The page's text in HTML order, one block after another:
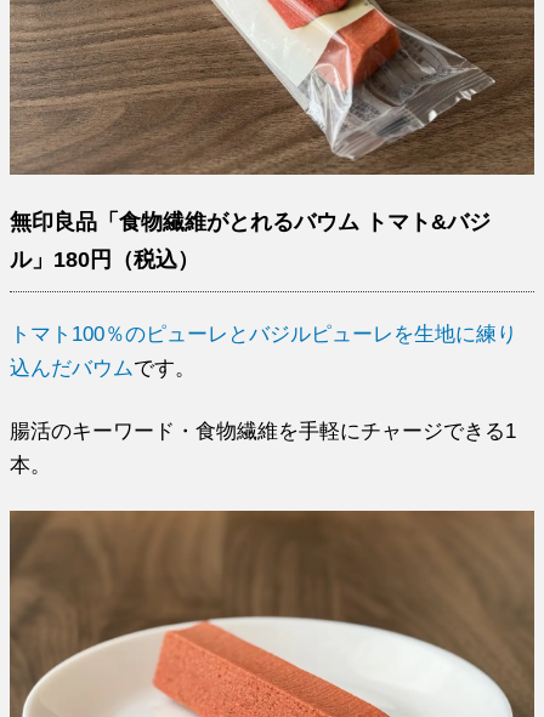
無印良品「食物繊維がとれるバウム トマト&バジ
ル」180円（税込）
トマト100％のピューレとバジルピューレを生地に練り
込んだバウムです。
腸活のキーワード・食物繊維を手軽にチャージできる1
本。